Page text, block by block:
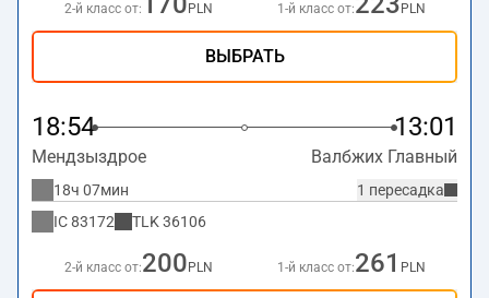
2-й класс от: PLN 1-й класс от: PLN
ВЫБРАТЬ
18:54 13:01
Мендзыздрое Валбжих Главный
1 пересадка
18ч 07мин
IC83172 TLK 36106
2-й класс от:200 PLN 1-й класс от:261 PLN